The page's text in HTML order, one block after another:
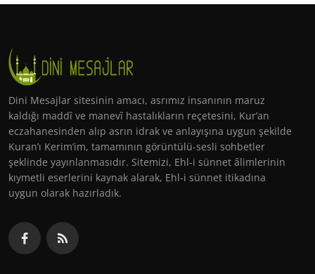
Dini Mesajlar sitesinin amacı, asrımız insanının maruz
kaldığı maddî ve manevî hastalıkların reçetesini, Kur’an
eczahanesinden alıp asrın idrak ve anlayışına uygun şekilde
Kuran’ı Kerim’im, tamamının görüntülü-sesli sohbetler
şeklinde yayınlanmasıdır. Sitemizi, Ehl-i sünnet âlimlerinin
kıymetli eserlerini kaynak alarak, Ehl-i sünnet itikadına
uygun olarak hazırladık.